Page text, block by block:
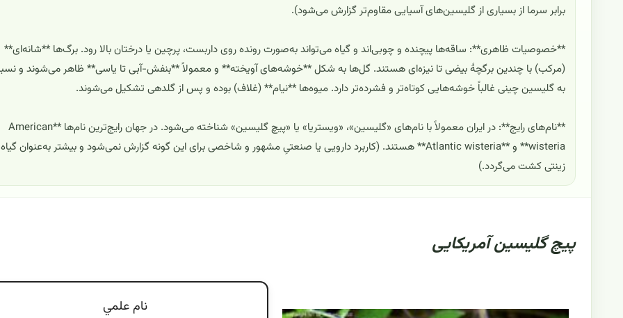
برابر سرما از بسیاری از گلیسین‌های آسیایی مقاوم‌تر گزارش می‌شود).
**خصوصیات ظاهری**: ساقه‌ها پیچنده و چوبی‌اند و گیاه می‌تواند به‌صورت رونده روی داربست، پرچین یا درختان بالا رود. برگ‌ها **شانه‌ای**
(مرکب) با چندین برگچهٔ بیضی تا نیزه‌ای هستند. گل‌ها به شکل **خوشه‌های آویخته** و معمولاً **بنفش-آبی تا یاسی** ظاهر می‌شوند و
به گلیسین چینی غالباً خوشه‌هایی کوتاه‌تر و فشرده‌تر دارد. میوه‌ها **نیام** (غلاف) بوده و پس از گلدهی تشکیل می‌شوند.
**نام‌های رایج**: در ایران معمولاً با نام‌های «گلیسین»، «ویستریا» یا «پیچ گلیسین» شناخته می‌شود. در جهان رایج‌ترین نام‌ها **American
wisteria** و **Atlantic wisteria** هستند. (کاربرد دارویی یا صنعتیِ مشهور و شاخصی برای این گونه گزارش نمی‌شود و بیشتر به‌عنوان گیاه
زینتی کشت می‌گردد.)
پیچ گلیسین آمریکایی
نام علمي